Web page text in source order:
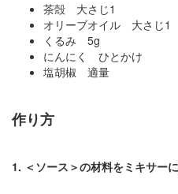
茶殻 大さじ1
オリーブオイル 大さじ1
くるみ 5g
にんにく ひとかけ
塩胡椒 適量
作り方
1. ＜ソース＞の材料をミキサー